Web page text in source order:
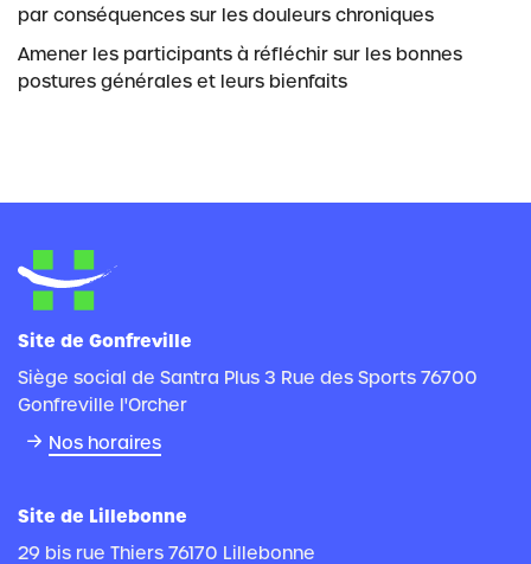
par conséquences sur les douleurs chroniques
Amener les participants à réfléchir sur les bonnes
postures générales et leurs bienfaits
Site de Gonfreville
Siège social de Santra Plus 3 Rue des Sports 76700
Gonfreville l'Orcher
Nos horaires
Site de Lillebonne
29 bis rue Thiers 76170 Lillebonne